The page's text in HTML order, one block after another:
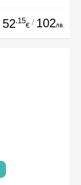
52.15
€ / 102лв.